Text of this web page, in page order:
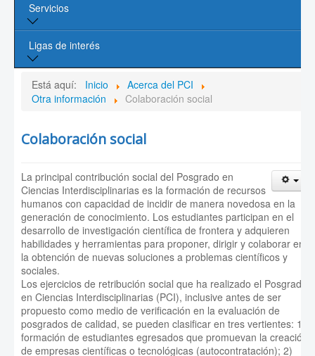
Contacto
Servicios
Biblioteca
Ligas de interés
Página de la UASLP
CONACYT
Sociedad Mexicana de Física
PROMEP
Está aquí: Inicio
Acerca del PCI
Otra información
Colaboración social
Colaboración social
La principal contribución social del Posgrado en
Ciencias Interdisciplinarias es la formación de recursos
humanos con capacidad de incidir de manera novedosa en la
generación de conocimiento. Los estudiantes participan en el
desarrollo de investigación científica de frontera y adquieren
habilidades y herramientas para proponer, dirigir y colaborar en
la obtención de nuevas soluciones a problemas científicos y
sociales.
Los ejercicios de retribución social que ha realizado el Posgrado
en Ciencias Interdisciplinarias (PCI), inclusive antes de ser
propuesto como medio de verificación en la evaluación de
posgrados de calidad, se pueden clasificar en tres vertientes: 1)
formación de estudiantes egresados que promuevan la creación
de empresas científicas o tecnológicas (autocontratación); 2)